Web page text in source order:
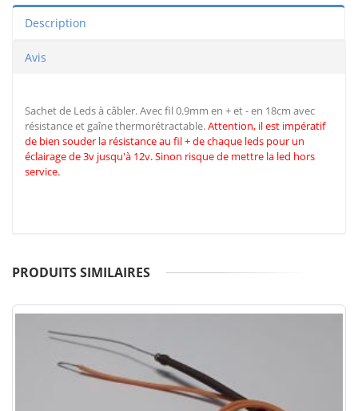
Description
Avis
Sachet de Leds à câbler. Avec fil 0.9mm en + et - en 18cm avec
résistance et gaîne thermorétractable.Attention, il est impératif
de bien souder la résistance au fil + de chaque leds pour un
éclairage de 3v jusqu'à 12v. Sinon risque de mettre la led hors
service.
PRODUITS SIMILAIRES